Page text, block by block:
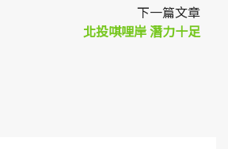
下一篇文章
北投唭哩岸 潛力十足